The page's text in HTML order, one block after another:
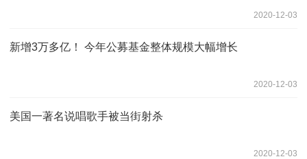
2020-12-03
新增3万多亿！ 今年公募基金整体规模大幅增长
2020-12-03
美国一著名说唱歌手被当街射杀
2020-12-03